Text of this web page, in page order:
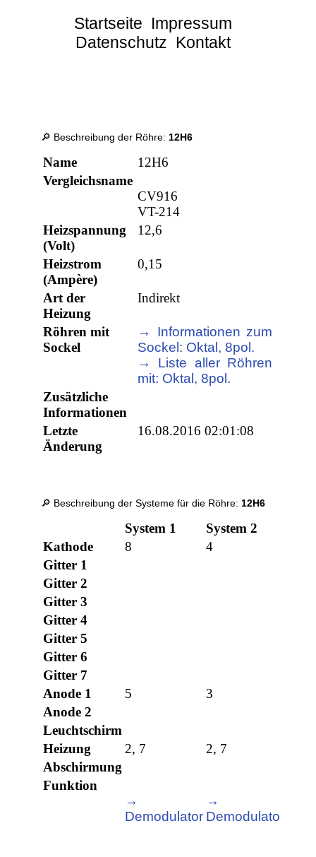
Startseite Impressum
Datenschutz Kontakt
🔎 Beschreibung der Röhre: 12H6
Name
12H6
Vergleichsname
CV916
VT-214
Heizspannung
(Volt)
12,6
Heizstrom
(Ampère)
0,15
Art der
Heizung
Indirekt
Röhren mit
Sockel
→ Informationen zum
Sockel: Oktal, 8pol.
→ Liste aller Röhren
mit: Oktal, 8pol.
Zusätzliche
Informationen
Letzte
Änderung
16.08.2016 02:01:08
🔎 Beschreibung der Systeme für die Röhre: 12H6
System 1
System 2
Kathode
8
4
Gitter 1
Gitter 2
Gitter 3
Gitter 4
Gitter 5
Gitter 6
Gitter 7
Anode 1
5
3
Anode 2
Leuchtschirm
Heizung
2, 7
2, 7
Abschirmung
Funktion
→
Demodulator
→
Demodulator